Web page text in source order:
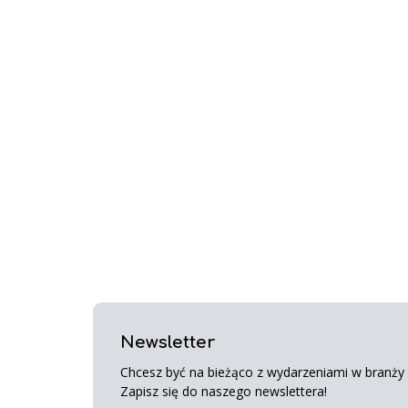
Newsletter
Chcesz być na bieżąco z wydarzeniami w
Zapisz się do naszego newslettera!